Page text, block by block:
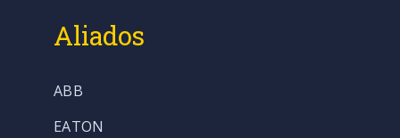
Aliados
ABB
EATON